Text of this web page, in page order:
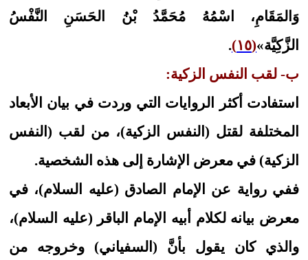
وَالمَقَامِ، اسْمُهُ مُحَمَّدُ بْنُ الحَسَنِ النَّفْسُ
الزَّكِيَّة»(١٥)
.
ب- لقب النفس الزكية:
استفادت أكثر الروايات التي وردت في بيان الأبعاد
المختلفة لقتل (النفس الزكية)، من لقب (النفس
الزكية) في معرض الإشارة إلى هذه الشخصية.
ففي رواية عن الإمام الصادق (عليه السلام)، في
معرض بيانه لكلام أبيه الإمام الباقر (عليه السلام)،
والذي كان يقول بأنَّ (السفياني) وخروجه من